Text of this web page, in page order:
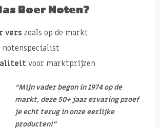
Boer Noten?
vers zoals op de markt
notenspecialist
voor marktprijzen
“Mijn vader begon in 1974 op de
markt, deze 50+ jaar ervaring proef
je echt terug in onze eerlijke
producten!”